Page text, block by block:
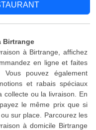
Birtrange
à Birtrange, affichez
en ligne et faites
pouvez également
et rabais spéciaux
collecte ou la livraison. En
le même prix que si
sur place. Parcourez les
à domicile Birtrange